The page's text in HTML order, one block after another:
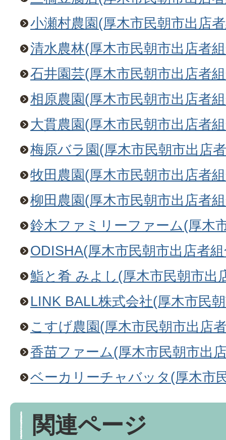
小瀬村農園(厚木市民朝市出店
清水農林(厚木市民朝市出店者
石井園芸(厚木市民朝市出店者
相原農園(厚木市民朝市出店者
大貫農園(厚木市民朝市出店者
梅原バラ園(厚木市民朝市出店
牧田農園(厚木市民朝市出店者
柳田農園(厚木市民朝市出店者
鈴木ファミリーファーム(厚木
ODISHA(厚木市民朝市出店者
鮨と肴 みよし(厚木市民朝市出
LINK BALL株式会社(厚木市民
こすげ農園(厚木市民朝市出店
香苗ファーム(厚木市民朝市出
ベーカリーチャバッタ(厚木市
関連ページ